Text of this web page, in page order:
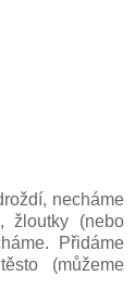
necháme
žloutky (nebo
Přidáme
(můžeme